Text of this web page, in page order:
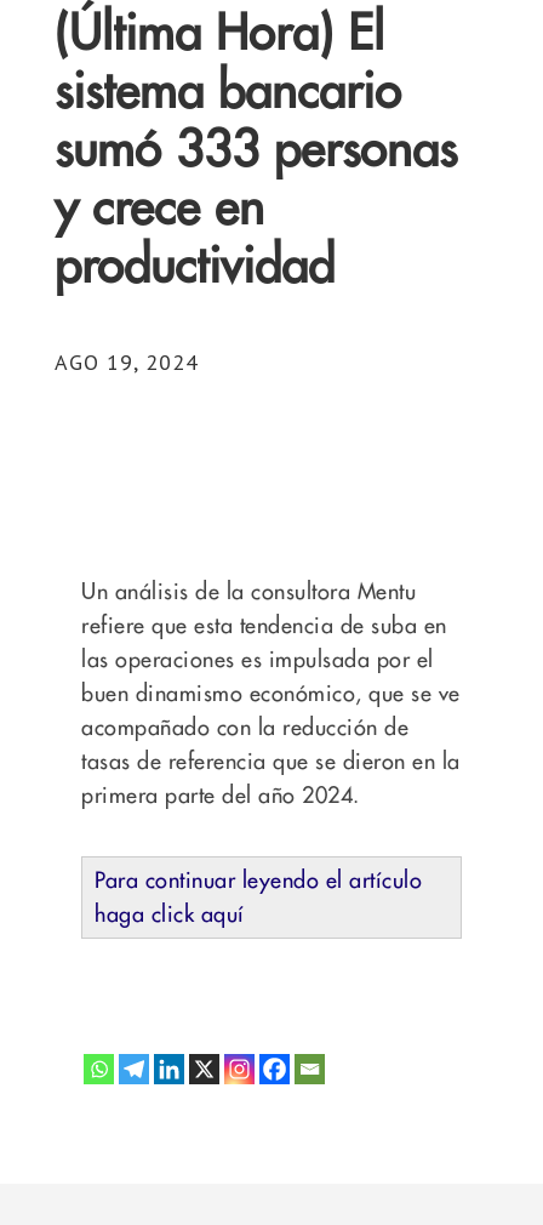
(Última Hora) El
sistema bancario
sumó 333 personas
y crece en
productividad
AGO 19, 2024
Un análisis de la consultora Mentu
refiere que esta tendencia de suba en
las operaciones es impulsada por el
buen dinamismo económico, que se ve
acompañado con la reducción de
tasas de referencia que se dieron en la
primera parte del año 2024.
Para continuar leyendo el artículo
haga click aquí